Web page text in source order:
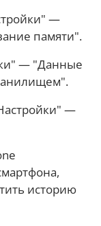
—
памяти".
— "Данные
—
историю